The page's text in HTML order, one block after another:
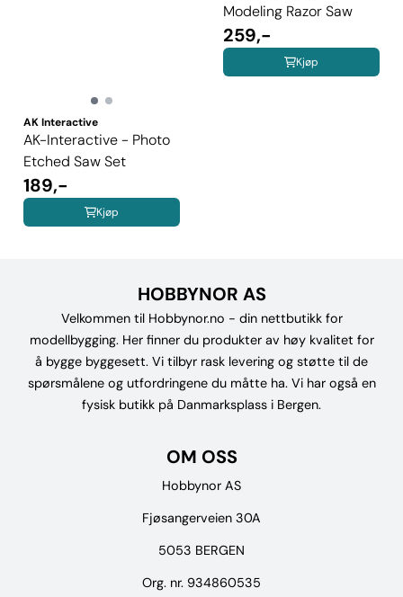
AK Interactive
AK-Interactive - Photo
Etched Saw Set
189,-
Kjøp
Modeling Razor Saw
259,-
Kjøp
HOBBYNOR AS
Velkommen til Hobbynor.no - din nettbutikk for
modellbygging. Her finner du produkter av høy kvalitet for
å bygge byggesett. Vi tilbyr rask levering og støtte til de
spørsmålene og utfordringene du måtte ha. Vi har også en
fysisk butikk på Danmarksplass i Bergen.
OM OSS
Hobbynor AS
Fjøsangerveien 30A
5053 BERGEN
Org. nr. 934860535